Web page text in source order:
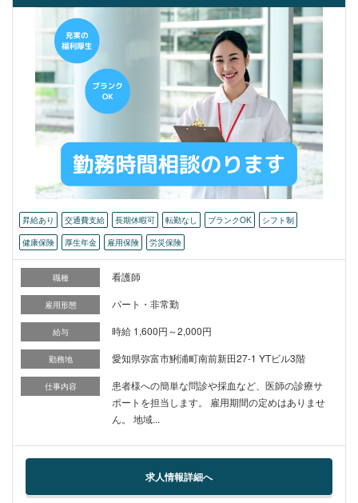
昇給あり 交通費支給 長期休暇可 転勤なし ブランクOK
シフト制
健康保険
厚生年金 雇用保険 労災保険
職種 看護師
雇用形態 パート・非常勤
給与 時給 1,600円～2,000円
勤務地 愛知県弥富市鯏浦町南前新田27-1 YTビル3階
仕事内容
患者様への簡単な問診や採血など、医師の診療サ
ポートを担当します。 雇用期間の定めはありませ
ん。 地域...
求人情報詳細へ